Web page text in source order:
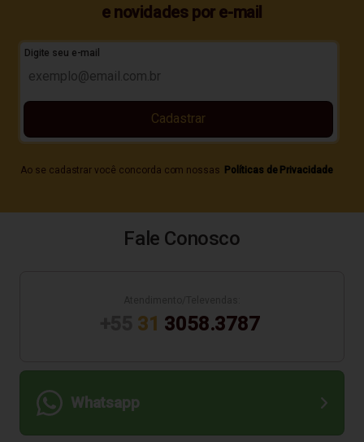
e novidades por e-mail
Digite seu e-mail
Ao se cadastrar você concorda com nossas Políticas de Privacidade
Cadastrar
Fale Conosco
31 3058.3787
Whatsapp